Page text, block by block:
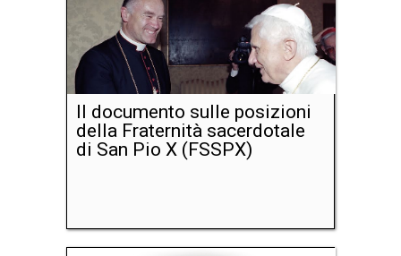
Il documento sulle posizioni
della Fraternità sacerdotale
di San Pio X (FSSPX)